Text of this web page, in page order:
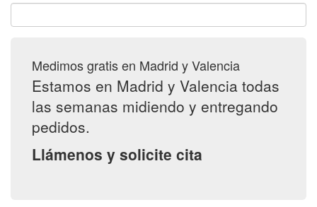
Medimos gratis en Madrid y Valencia
Estamos en Madrid y Valencia todas
las semanas midiendo y entregando
pedidos.
Llámenos y solicite cita